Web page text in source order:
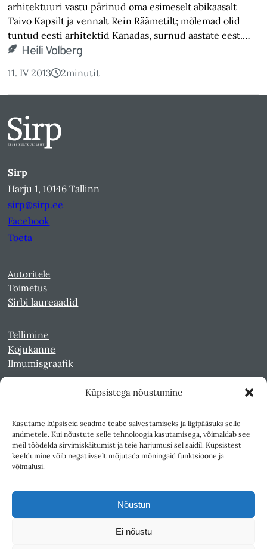
Küpsistega nõustumine
Kasutame küpsiseid seadme teabe salvestamiseks ja ligipääsuks selle
andmetele. Kui nõustute selle tehnoloogia kasutamisega, võimaldab see
meil töödelda sirvimiskäitumist ja teie harjumusi sel saidil. Küpsistest
keeldumine võib negatiivselt mõjutada mõningaid funktsioone ja
võimalusi.
Nõustun
Ei nõustu
arhitektuuri vastu pärinud oma esimeselt abikaasalt
Taivo Kapsilt ja vennalt Rein Räämetilt; mõlemad olid
tuntud eesti arhitektid Kanadas, surnud aastate eest.…
Heili Volberg
11. IV 2013 2minutit
Sirp
Harju 1, 10146 Tallinn
sirp@sirp.ee
Facebook
Toeta
Autoritele
Toimetus
Sirbi laureaadid
Tellimine
Kojukanne
Ilmumisgraafik
Kultuurileht 1994-1997
Reede 1989-1990
Sirp ja Vasar 1940-1989
Teksti- ja andmekaeve